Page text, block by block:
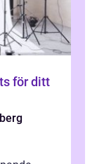
för ditt